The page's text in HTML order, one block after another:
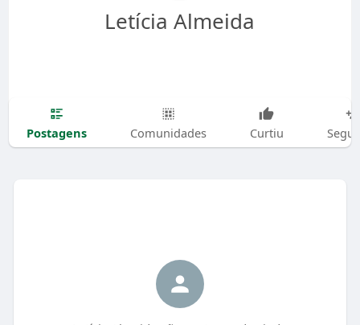
Letícia Almeida
Postagens Comunidades Curtiu